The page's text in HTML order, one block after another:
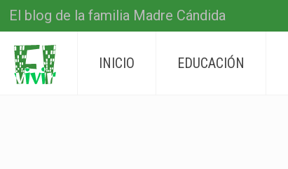
El blog de la familia Madre Cándida
INICIO EDUCACIÓN